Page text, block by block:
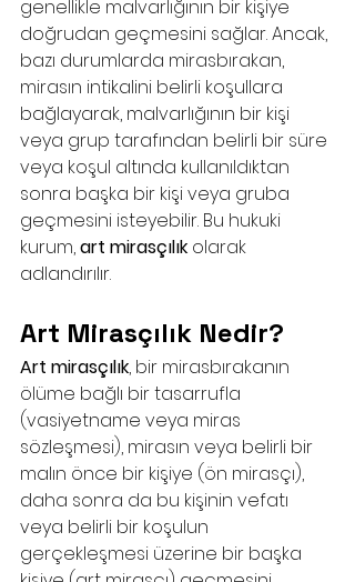
genellikle malvarlığının bir kişiye
doğrudan geçmesini sağlar. Ancak,
bazı durumlarda mirasbırakan,
mirasın intikalini belirli koşullara
bağlayarak, malvarlığının bir kişi
veya grup tarafından belirli bir süre
veya koşul altında kullanıldıktan
sonra başka bir kişi veya gruba
geçmesini isteyebilir. Bu hukuki
kurum, art mirasçılık olarak
adlandırılır.
Art Mirasçılık Nedir?
Art mirasçılık, bir mirasbırakanın
ölüme bağlı bir tasarrufla
(vasiyetname veya miras
sözleşmesi), mirasın veya belirli bir
malın önce bir kişiye (ön mirasçı),
daha sonra da bu kişinin vefatı
veya belirli bir koşulun
gerçekleşmesi üzerine bir başka